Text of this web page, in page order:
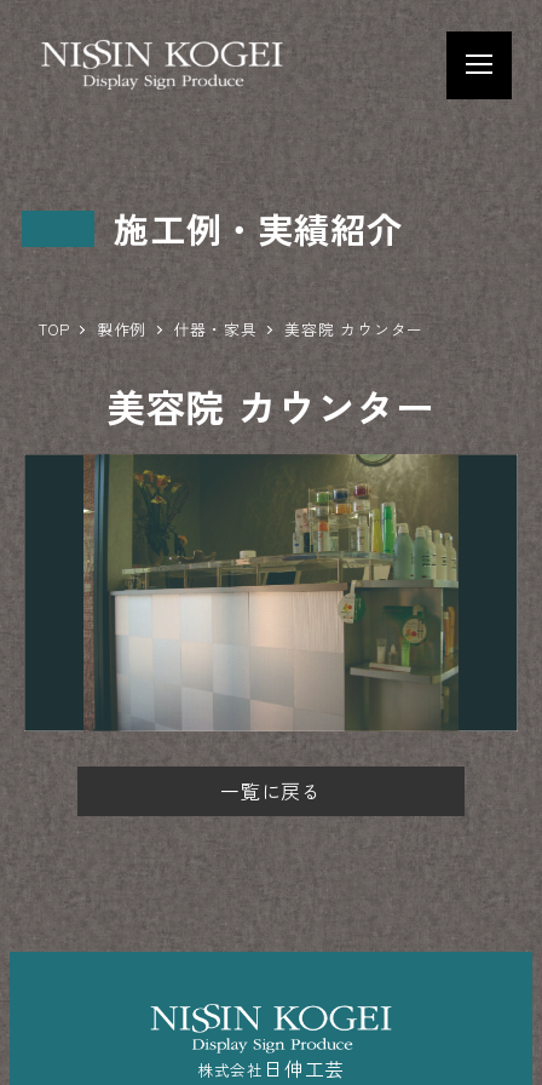
施工例・実績紹介
TOP 製作例 什器・家具 美容院 カウンター
美容院 カウンター
一覧に戻る
株式会社 日伸工芸